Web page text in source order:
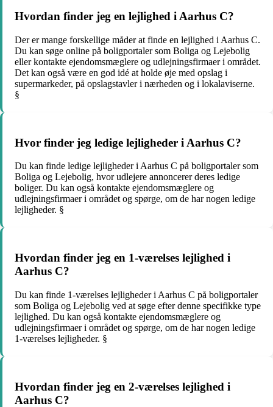
Hvordan finder jeg en lejlighed i Aarhus C?
Der er mange forskellige måder at finde en lejlighed i Aarhus C.
Du kan søge online på boligportaler som Boliga og Lejebolig
eller kontakte ejendomsmæglere og udlejningsfirmaer i området.
Det kan også være en god idé at holde øje med opslag i
supermarkeder, på opslagstavler i nærheden og i lokalaviserne.
§
Hvor finder jeg ledige lejligheder i Aarhus C?
Du kan finde ledige lejligheder i Aarhus C på boligportaler som
Boliga og Lejebolig, hvor udlejere annoncerer deres ledige
boliger. Du kan også kontakte ejendomsmæglere og
udlejningsfirmaer i området og spørge, om de har nogen ledige
lejligheder. §
Hvordan finder jeg en 1-værelses lejlighed i
Aarhus C?
Du kan finde 1-værelses lejligheder i Aarhus C på boligportaler
som Boliga og Lejebolig ved at søge efter denne specifikke type
lejlighed. Du kan også kontakte ejendomsmæglere og
udlejningsfirmaer i området og spørge, om de har nogen ledige
1-værelses lejligheder. §
Hvordan finder jeg en 2-værelses lejlighed i
Aarhus C?